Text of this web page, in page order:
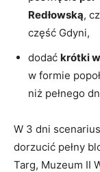
Redłowską,
część Gdyni,
dodać krótki
w formie
niż pełnego
W 3 dni
dorzucić pełny
Targ, Muzeum II